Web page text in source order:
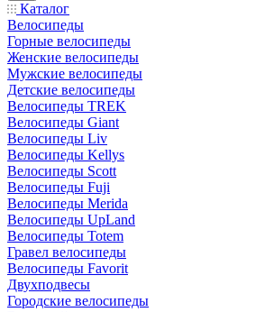
Каталог
Велосипеды
Горные велосипеды
Женские велосипеды
Мужские велосипеды
Детские велосипеды
Велосипеды TREK
Велосипеды Giant
Велосипеды Liv
Велосипеды Kellys
Велосипеды Scott
Велосипеды Fuji
Велосипеды Merida
Велосипеды UpLand
Велосипеды Totem
Гравел велосипеды
Велосипеды Favorit
Двухподвесы
Городские велосипеды